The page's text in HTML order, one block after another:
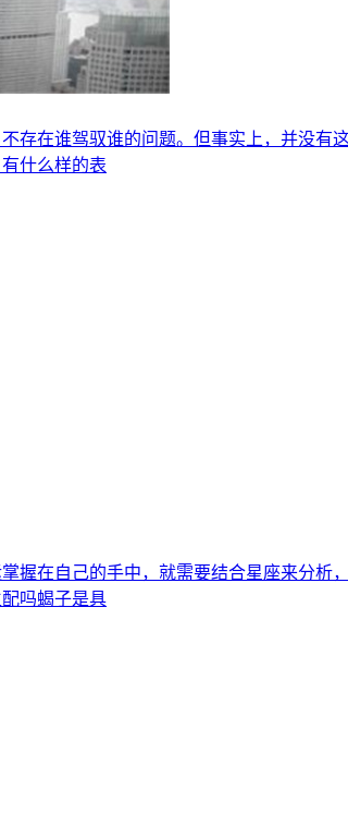
存在谁驾驭谁的问题。但事实上，并没
什么样的表
握在自己的手中，就需要结合星座来分
吗蝎子是具